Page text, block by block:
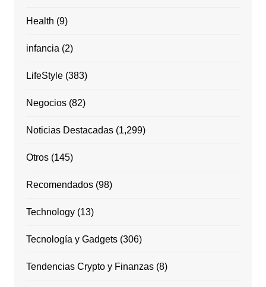
Health (9)
infancia (2)
LifeStyle(383)
Negocios(82)
Noticias Destacadas(1,299)
Otros(145)
Recomendados(98)
Technology(13)
Tecnología y Gadgets(306)
Tendencias Crypto y Finanzas(8)